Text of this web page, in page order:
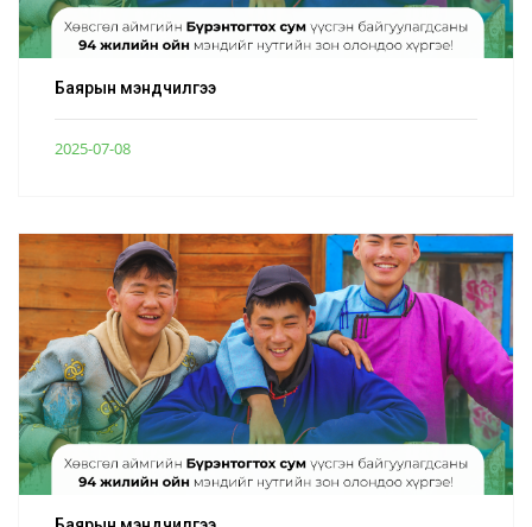
Баярын мэндчилгээ
2025-07-08